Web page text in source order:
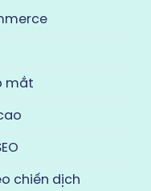
mắt
chiến dịch